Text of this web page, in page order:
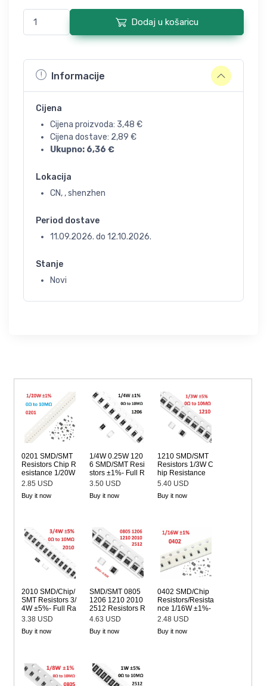
Dodaj u košaricu
Informacije
Cijena
Cijena proizvoda: 3,48 €
Cijena dostave: 2,89 €
Ukupno: 6,36 €
Lokacija
CN, , shenzhen
Period dostave
11.09.2026. do 12.10.2026.
Stanje
Novi